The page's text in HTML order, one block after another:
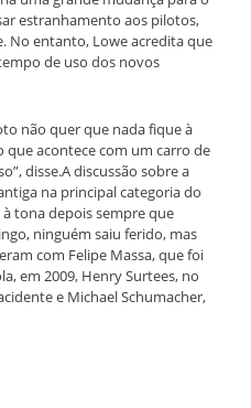
estranhamento aos pilotos,
No entanto, Lowe acredita que
de uso dos novos
não quer que nada fique à
acontece com um carro de
disse.A discussão sobre a
na principal categoria do
tona depois sempre que
ninguém saiu ferido, mas
com Felipe Massa, que foi
em 2009, Henry Surtees, no
e Michael Schumacher,